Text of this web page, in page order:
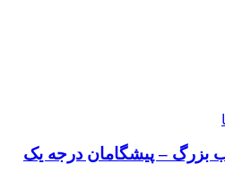
بزرگ – پیشگامان درجه یک